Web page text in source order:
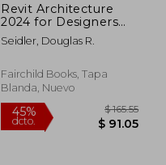
Revit Architecture
2024 for Designers
(en Inglés)
Seidler, Douglas R.
Fairchild Books, Tapa
Blanda, Nuevo